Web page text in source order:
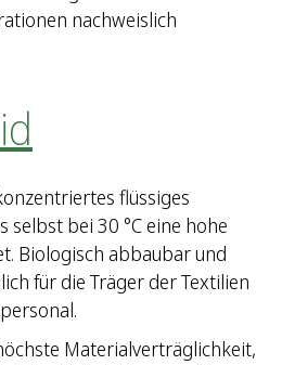
nachweislich
flüssiges
selbst bei 30 °C eine hohe
Biologisch abbaubar und
für die Träger der Textilien
Materialverträglichkeit,